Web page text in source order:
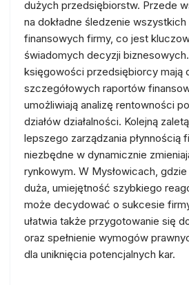
dużych przedsiębiorstw. Przede
na dokładne śledzenie
finansowych firmy, co jest
świadomych decyzji biznesowych.
księgowości przedsiębiorcy mają
szczegółowych raportów
umożliwiają analizę rentowności
działów działalności. Kolejną
lepszego zarządzania płynnością
niezbędne w dynamicznie
rynkowym. W Mysłowicach,
duża, umiejętność szybkiego
może decydować o sukcesie
ułatwia także przygotowanie się
oraz spełnienie wymogów
dla uniknięcia potencjalnych kar.